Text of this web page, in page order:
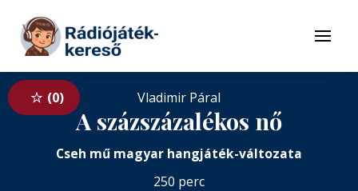
Tovább a tartalomhoz
Menü
0 Vladimir Páral
A százszázalékos nő
Cseh mű magyar hangjáték-változata
250 perc